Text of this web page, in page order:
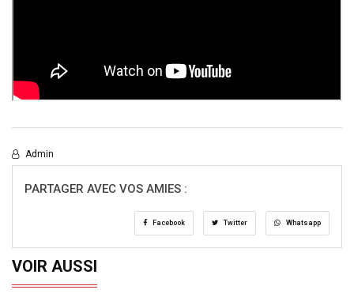
Admin
PARTAGER AVEC VOS AMIES :
Facebook Twitter Whatsapp
VOIR AUSSI